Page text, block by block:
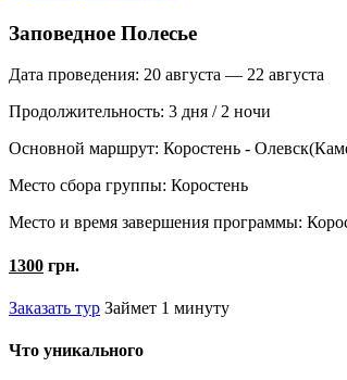
Заповедное Полесье
Дата проведения: 20 августа — 22 августа
Продолжительность: 3 дня / 2 ночи
Основной маршрут: Коростень -
Место сбора группы: Коростень
Место и время завершения программы:
1300 грн.
Заказать тур Займет 1 минуту
Что уникального